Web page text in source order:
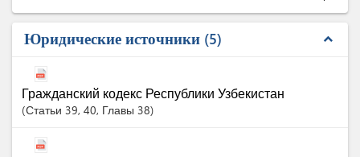
Юридические источники 5 expand_less
Гражданский кодекс Республики Узбекистан
Статьи 39, 40, Главы 38